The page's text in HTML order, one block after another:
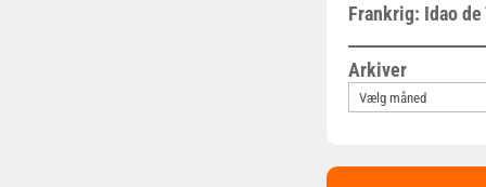
Frankrig: Idao
Arkiver